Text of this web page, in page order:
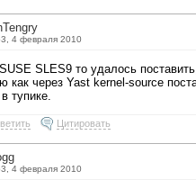
4 февраля 2010
SLES9 то удалось
как через Yast kernel-source
тупике.
Цитировать
4 февраля 2010